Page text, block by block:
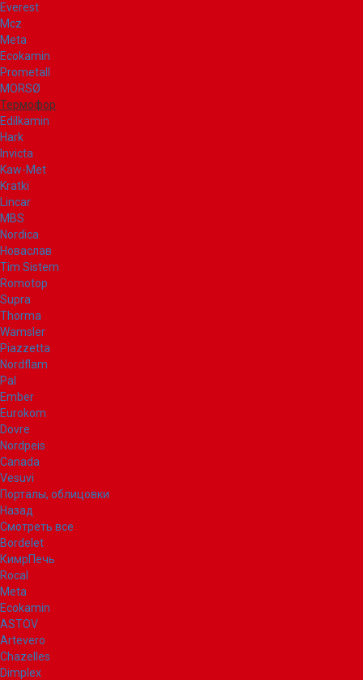
Everest
Mcz
Meta
Ecokamin
Prometall
MORSØ
Термофор
Edilkamin
Hark
Invicta
Kaw-Met
Kratki
Lincar
MBS
Nordica
Новаслав
Tim Sistem
Romotop
Supra
Thorma
Wamsler
Piazzetta
Nordflam
Pal
Ember
Eurokom
Dovre
Nordpeis
Canada
Vesuvi
Порталы, облицовки
Назад
Смотреть все
Bordelet
КимрПечь
Rocal
Meta
Ecokamin
ASTOV
Artevero
Chazelles
Dimplex